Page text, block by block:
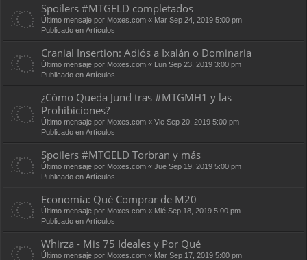
Spoilers #MTGELD completados
Último mensaje por Moxes.com « Mar Sep 24, 2019 5:00 pm
Publicado en Artículos
Cranial Insertion: Adiós a Ixalán o Dominaria
Último mensaje por Moxes.com « Lun Sep 23, 2019 3:00 pm
Publicado en Artículos
¿Cómo Queda Jund tras #MTGMH1 y las
Prohibiciones?
Último mensaje por Moxes.com « Vie Sep 20, 2019 5:00 pm
Publicado en Artículos
Spoilers #MTGELD Torbran y más
Último mensaje por Moxes.com « Jue Sep 19, 2019 5:00 pm
Publicado en Artículos
Economía: Qué Comprar de M20
Último mensaje por Moxes.com « Mié Sep 18, 2019 5:00 pm
Publicado en Artículos
Whirza - Mis 75 Ideales y Por Qué
Último mensaje por Moxes.com « Mar Sep 17, 2019 5:00 pm